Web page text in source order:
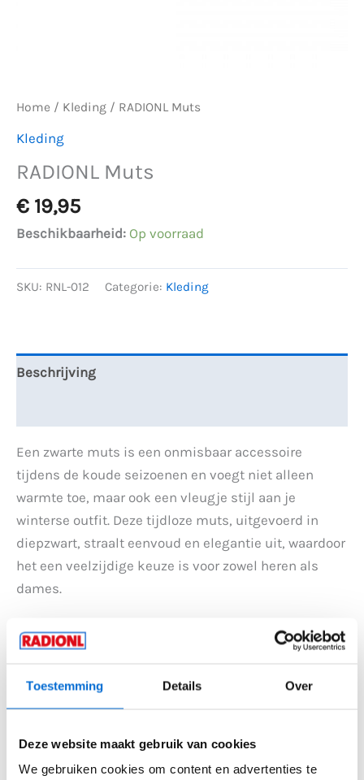
Toestemming Details Over
Deze website maakt gebruik van cookies
We gebruiken cookies om content en advertenties te
Home / Kleding / RADIONL Muts
Kleding
RADIONL Muts
€ 19,95
Beschikbaarheid: Op voorraad
SKU: RNL-012 Categorie: Kleding
Beschrijving
Een zwarte muts is een onmisbaar accessoire
tijdens de koude seizoenen en voegt niet alleen
warmte toe, maar ook een vleugje stijl aan je
winterse outfit. Deze tijdloze muts, uitgevoerd in
diepzwart, straalt eenvoud en elegantie uit, waardoor
het een veelzijdige keuze is voor zowel heren als
dames.
Gemaakt van 100% acryl, biedt de zwarte muts
comfort en isolatie tegen de kou. Het materiaal sluit
nauw aan op het hoofd, waardoor warmteverlies
De zwarte kleur van de muts maakt het gemakkelijk